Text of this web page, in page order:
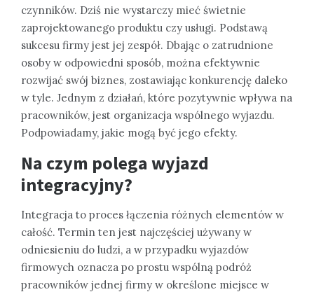
czynników. Dziś nie wystarczy mieć świetnie
zaprojektowanego produktu czy usługi. Podstawą
sukcesu firmy jest jej zespół. Dbając o zatrudnione
osoby w odpowiedni sposób, można efektywnie
rozwijać swój biznes, zostawiając konkurencję daleko
w tyle. Jednym z działań, które pozytywnie wpływa na
pracowników, jest organizacja wspólnego wyjazdu.
Podpowiadamy, jakie mogą być jego efekty.
Na czym polega wyjazd
integracyjny?
Integracja to proces łączenia różnych elementów w
całość. Termin ten jest najczęściej używany w
odniesieniu do ludzi, a w przypadku wyjazdów
firmowych oznacza po prostu wspólną podróż
pracowników jednej firmy w określone miejsce w